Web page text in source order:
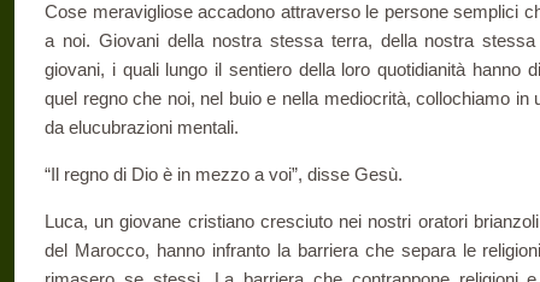
Cose meravigliose accadono attraverso le persone semplici
a noi. Giovani della nostra stessa terra, della nostra
giovani, i quali lungo il sentiero della loro quotidianità hanno
quel regno che noi, nel buio e nella mediocrità, collochiamo in
da elucubrazioni mentali.
“Il regno di Dio è in mezzo a voi”, disse Gesù.
Luca, un giovane cristiano cresciuto nei nostri oratori
del Marocco, hanno infranto la barriera che separa le